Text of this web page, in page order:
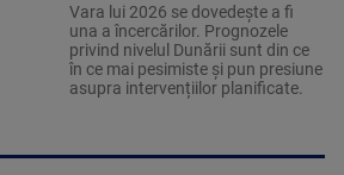
Vara lui 2026 se dovedește a fi
una a încercărilor. Prognozele
privind nivelul Dunării sunt din ce
în ce mai pesimiste și pun presiune
asupra intervențiilor planificate.